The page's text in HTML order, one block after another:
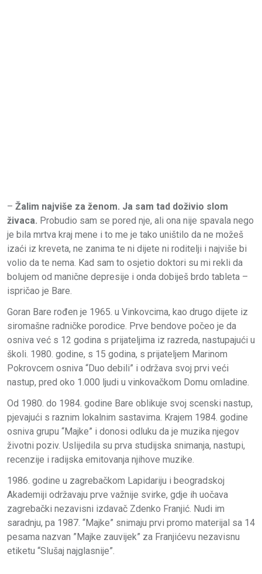
– Žalim najviše za ženom. Ja sam tad doživio slom
živaca. Probudio sam se pored nje, ali ona nije spavala nego
je bila mrtva kraj mene i to me je tako uništilo da ne možeš
izaći iz kreveta, ne zanima te ni dijete ni roditelji i najviše bi
volio da te nema. Kad sam to osjetio doktori su mi rekli da
bolujem od manične depresije i onda dobiješ brdo tableta –
ispričao je Bare.
Goran Bare rođen je 1965. u Vinkovcima, kao drugo dijete iz
siromašne radničke porodice. Prve bendove počeo je da
osniva već s 12 godina s prijateljima iz razreda, nastupajući u
školi. 1980. godine, s 15 godina, s prijateljem Marinom
Pokrovcem osniva “Duo debili” i održava svoj prvi veći
nastup, pred oko 1.000 ljudi u vinkovačkom Domu omladine.
Od 1980. do 1984. godine Bare oblikuje svoj scenski nastup,
pjevajući s raznim lokalnim sastavima. Krajem 1984. godine
osniva grupu “Majke” i donosi odluku da je muzika njegov
životni poziv. Uslijedila su prva studijska snimanja, nastupi,
recenzije i radijska emitovanja njihove muzike.
1986. godine u zagrebačkom Lapidariju i beogradskoj
Akademiji održavaju prve važnije svirke, gdje ih uočava
zagrebački nezavisni izdavač Zdenko Franjić. Nudi im
saradnju, pa 1987. “Majke” snimaju prvi promo materijal sa 14
pesama nazvan ”Majke zauvijek” za Franjićevu nezavisnu
etiketu “Slušaj najglasnije”.